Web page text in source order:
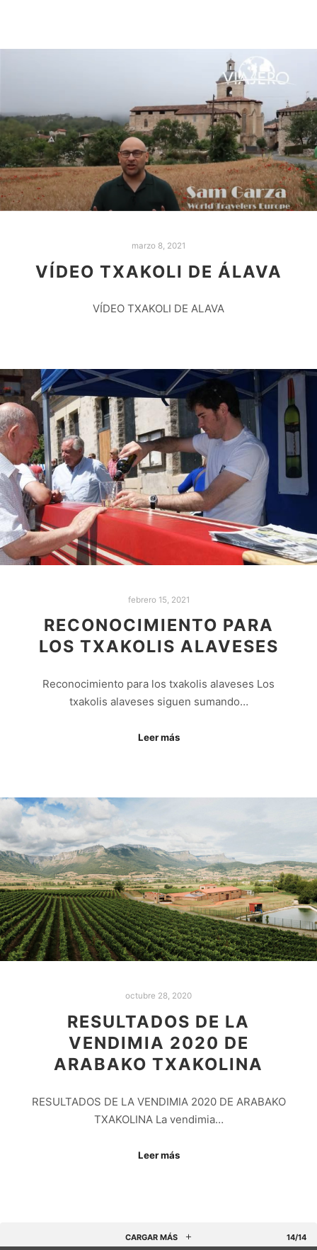
marzo 8, 2021
VÍDEO TXAKOLI DE ÁLAVA
VÍDEO TXAKOLI DE ALAVA
febrero 15, 2021
RECONOCIMIENTO PARA
LOS TXAKOLIS ALAVESES
Reconocimiento para los txakolis alaveses Los
txakolis alaveses siguen sumando…
Leer más
octubre 28, 2020
RESULTADOS DE LA
VENDIMIA 2020 DE
ARABAKO TXAKOLINA
RESULTADOS DE LA VENDIMIA 2020 DE ARABAKO
TXAKOLINA La vendimia…
Leer más
CARGAR MÁS 14/14